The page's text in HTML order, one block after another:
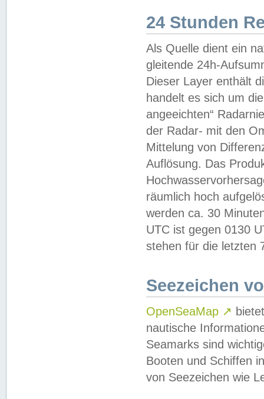
24 Stunden
Als Quelle dient ein
gleitende 24h-
Dieser Layer enthält
handelt es sich um
angeeichten“
der Radar- mit den
Mittelung von
Auflösung. Das
räumlich hoch
werden ca. 30
UTC ist gegen 0130
stehen für die letzten
Seezeichen
OpenSeaMap ↗
nautische
Seamarks sind
Booten und Schiffen
von Seezeichen wie